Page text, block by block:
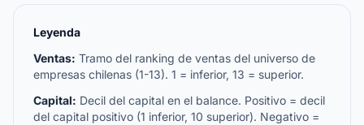
Leyenda
Ventas: Tramo del ranking de ventas del universo de
empresas chilenas (1-13). 1 = inferior, 13 = superior.
Capital: Decil del capital en el balance. Positivo = decil
del capital positivo (1 inferior, 10 superior). Negativo =